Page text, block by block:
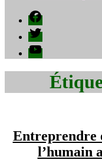
Facebook
Twitter
YouTube
Entreprendre
l’humain